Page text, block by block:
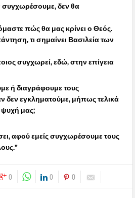
συγχωρέσουμε, δεν θα
πώς θα μας κρίνει ο Θεός.
τι σημαίνει Βασιλεία των
συγχωρεί, εδώ, στην επίγεια
ή διαγράφουμε τους
δεν εγκληματούμε, μήπως τελικά
μας;
αφού εμείς συγχωρέσουμε τους
0 0 0